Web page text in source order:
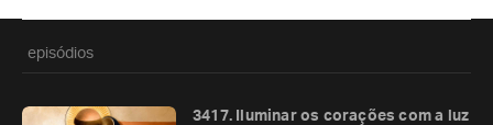
episódios
3417. Iluminar os corações com a luz